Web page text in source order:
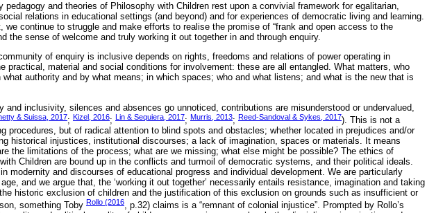
pedagogy and theories of Philosophy with Children rest upon a convivial framework for egalitarian,
relations in educational settings (and beyond) and for experiences of democratic living and learning.
we continue to struggle and make efforts to realise the promise of “frank and open access to the
the sense of welcome and truly working it out together in and through enquiry.
of enquiry is inclusive depends on rights, freedoms and relations of power operating in
practical, material and social conditions for involvement: these are all entangled. What matters, who
authority and by what means; in which spaces; who and what listens; and what is the new that is
and inclusivity, silences and absences go unnoticed, contributions are misunderstood or undervalued,
& Suissa, 2017; Kizel, 2016; Lin & Sequiera, 2017; Murris, 2013; Reed-Sandoval & Sykes, 2017). This is not a
procedures, but of radical attention to blind spots and obstacles; whether located in prejudices and/or
historical injustices, institutional discourses; a lack of imagination, spaces or materials. It means
the limitations of the process; what are we missing; what else might be possible? The ethics of
Children are bound up in the conflicts and turmoil of democratic systems, and their political ideals.
modernity and discourses of educational progress and individual development. We are particularly
and we argue that, the ‘working it out together’ necessarily entails resistance, imagination and taking
historic exclusion of children and the justification of this exclusion on grounds such as insufficient or
something Toby Rollo (2016, p.32) claims is a “remnant of colonial injustice”. Prompted by Rollo’s